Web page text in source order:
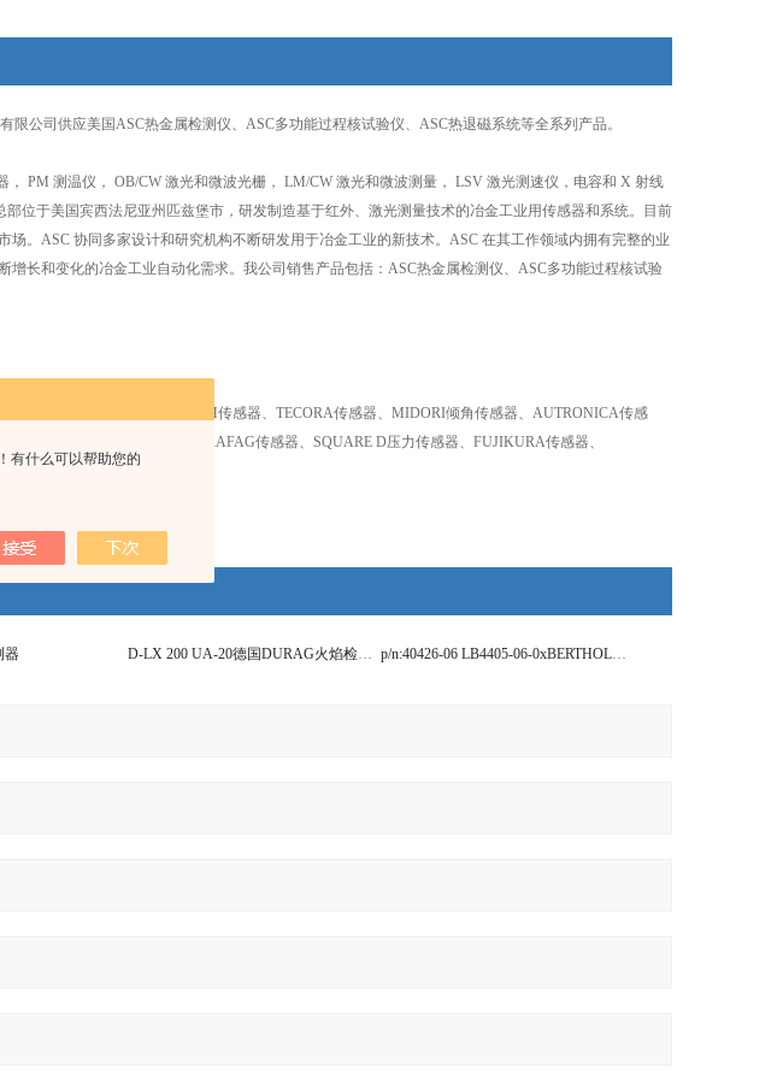
有什么可以帮助您的
限公司供应美国ASC热金属检测仪、ASC多功能过程核试验仪、ASC热退磁系统等全系列产品。
PM 测温仪， OB/CW 激光和微波光栅， LM/CW 激光和微波测量， LSV 激光测速仪，电容和 X 射线
部位于美国宾西法尼亚州匹兹堡市，研发制造基于红外、激光测量技术的冶金工业用传感器和系统。目前
。ASC 协同多家设计和研究机构不断研发用于冶金工业的新技术。ASC 在其工作领域内拥有完整的业
长和变化的冶金工业自动化需求。我公司销售产品包括：ASC热金属检测仪、ASC多功能过程核试验
器、THIES CLIMA传感器、GTM传感器、TECORA传感器、MIDORI倾角传感器、AUTRONICA传感
传感器、HYDAC传感器、TRAFAG传感器、SQUARE D压力传感器、FUJIKURA传感器、
器 D-LX 200 UA-20德国DURAG火焰检测器 p/n:40426-06 LB4405-06-0xBERTHOLD检测仪